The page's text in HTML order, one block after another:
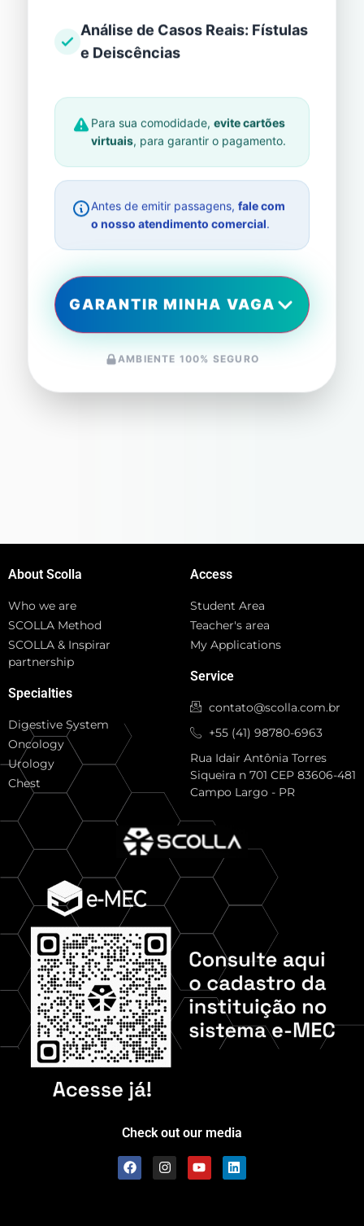
Análise de Casos Reais: Fístulas
e Deiscências
Para sua comodidade, evite cartões
virtuais, para garantir o pagamento.
Antes de emitir passagens, fale com
o nosso atendimento comercial.
GARANTIR MINHA VAGA
AMBIENTE 100% SEGURO
About Scolla
Who we are
SCOLLA Method
SCOLLA & Inspirar
partnership
Specialties
Digestive System
Oncology
Urology
Chest
Access
Student Area
Teacher's area
My Applications
Service
contato@scolla.com.br
+55 (41) 98780-6963
Rua Idair Antônia Torres
Siqueira n 701 CEP 83606-481
Campo Largo - PR
Check out our media